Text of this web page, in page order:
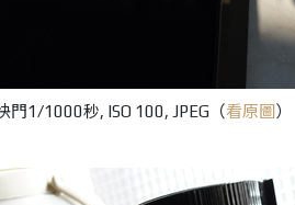
1/1000秒, ISO 100, JPEG（看原圖）